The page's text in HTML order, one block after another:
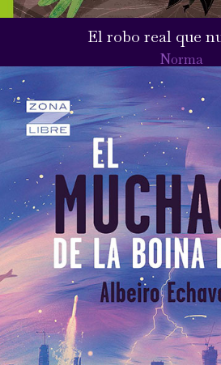
El robo real que
Norma